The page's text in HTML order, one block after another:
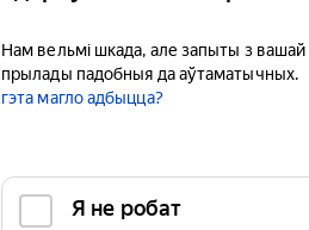
Нам вельмі шкада, але запыты з вашай
прылады падобныя да аўтаматычных.
гэта магло адбыцца?
Я не робат